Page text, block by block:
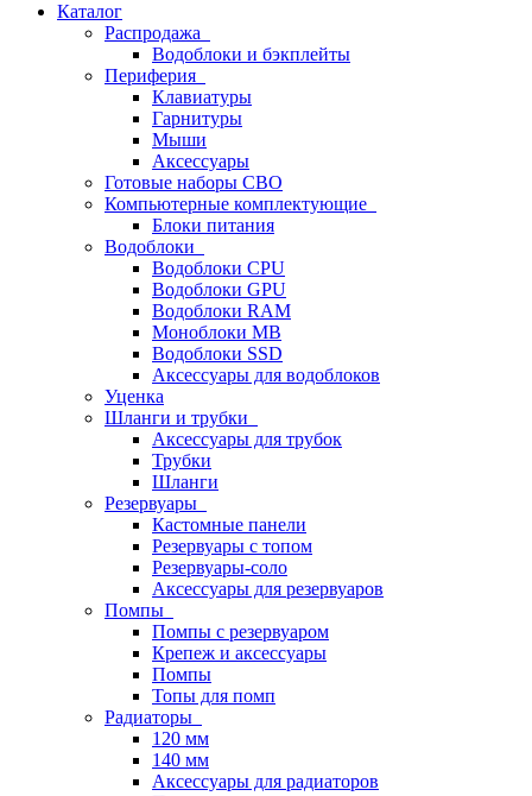
Каталог
Распродажа
Водоблоки и бэкплейты
Периферия
Клавиатуры
Гарнитуры
Мыши
Аксессуары
Готовые наборы СВО
Компьютерные комплектующие
Блоки питания
Водоблоки
Водоблоки CPU
Водоблоки GPU
Водоблоки RAM
Моноблоки MB
Водоблоки SSD
Аксессуары для водоблоков
Уценка
Шланги и трубки
Аксессуары для трубок
Трубки
Шланги
Резервуары
Кастомные панели
Резервуары с топом
Резервуары-соло
Аксессуары для резервуаров
Помпы
Помпы с резервуаром
Крепеж и аксессуары
Помпы
Топы для помп
Радиаторы
120 мм
140 мм
Аксессуары для радиаторов